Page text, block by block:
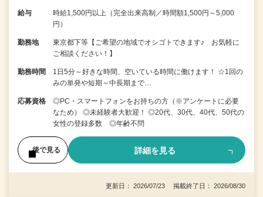
給与
時給1,500円以上（完全出来高制／時間額1,500円～5,000
円）
勤務地
東京都下等【ご希望の地域でオシゴトできます♪ お気軽に
ご相談ください！】
勤務時間
1日5分～好きな時間、空いている時間に働けます！ ☆1回の
みの単発や短期～中長期まで…
応募資格
◎PC・スマートフォンをお持ちの方（※アンケートに必要
なため） ◎未経験者大歓迎！ ◎20代、30代、40代、50代の
女性の登録多数 ◎年齢不問
後で見る 詳細を見る
更新日： 2026/07/23 掲載終了日： 2026/08/30